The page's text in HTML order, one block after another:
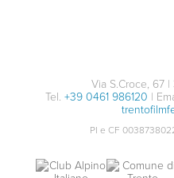
Via S.Croce, 67
Tel. +39 0461 986120 |
PI e CF